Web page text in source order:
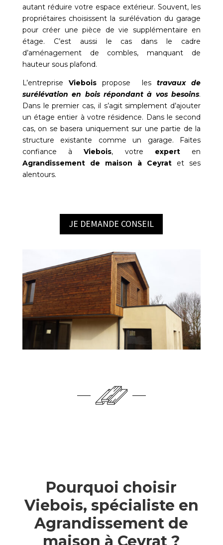
autant réduire votre espace extérieur. Souvent, les
propriétaires choisissent la surélévation du garage
pour créer une pièce de vie supplémentaire en
étage. C’est aussi le cas dans le cadre
d’aménagement de combles, manquant de
hauteur sous plafond.
L’entrepriseViebois propose les travaux de
surélévation en bois répondant à vos besoins.
Dans le premier cas, il s’agit simplement d’ajouter
un étage entier à votre résidence. Dans le second
cas, on se basera uniquement sur une partie de la
structure existante comme un garage. Faites
confiance àViebois, votre experten
Agrandissement de maison à Ceyrat et ses
alentours.
JE DEMANDE CONSEIL
Pourquoi choisir
Viebois, spécialiste en
Agrandissement de